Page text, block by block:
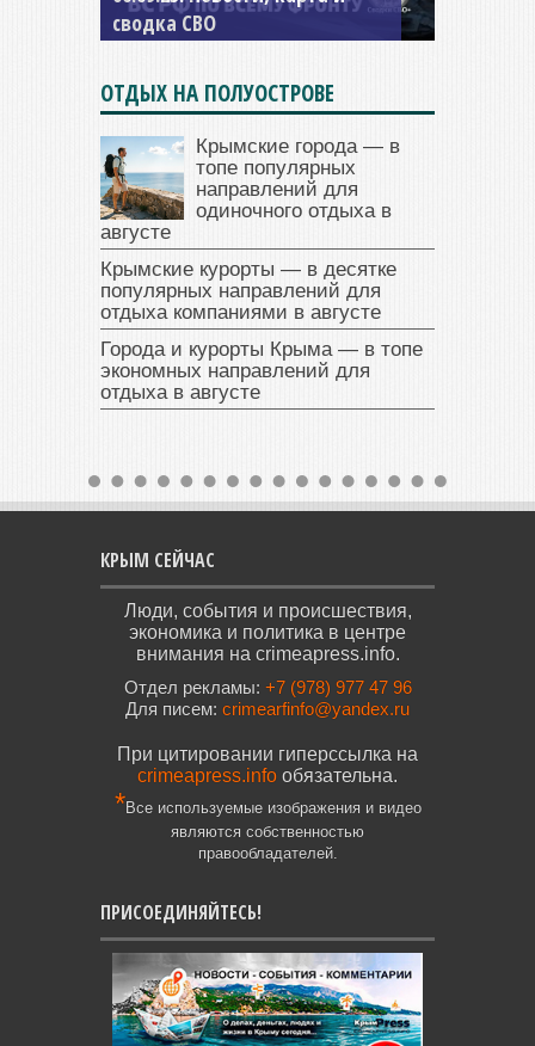
сводка СВО
ОТДЫХ НА ПОЛУОСТРОВЕ
Крымские города — в
топе популярных
направлений для
одиночного отдыха в
августе
Крымские курорты — в десятке
популярных направлений для
отдыха компаниями в августе
Города и курорты Крыма — в топе
экономных направлений для
отдыха в августе
КРЫМ СЕЙЧАС
Люди, события и происшествия,
экономика и политика в центре
внимания на crimeapress.info.
Отдел рекламы: +7 (978) 977 47 96
Для писем: crimearfinfo@yandex.ru
При цитировании гиперссылка на
crimeapress.info обязательна.
*Все используемые изображения и видео
являются собственностью
правообладателей.
ПРИСОЕДИНЯЙТЕСЬ!